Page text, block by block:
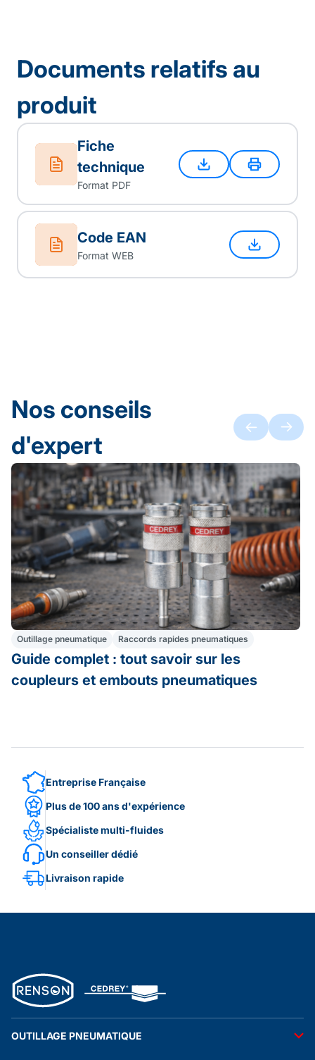
Documents relatifs au
produit
Fiche
technique
Format PDF
Code EAN
Format WEB
Nos conseils
d'expert
Outillage pneumatique Raccords rapides pneumatiques
Guide complet : tout savoir sur les
coupleurs et embouts pneumatiques
Entreprise Française
Plus de 100 ans d'expérience
Spécialiste multi-fluides
Un conseiller dédié
Livraison rapide
OUTILLAGE PNEUMATIQUE